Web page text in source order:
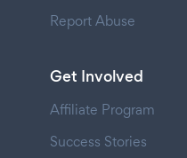
Report Abuse
Get Involved
Affiliate Program
Success Stories